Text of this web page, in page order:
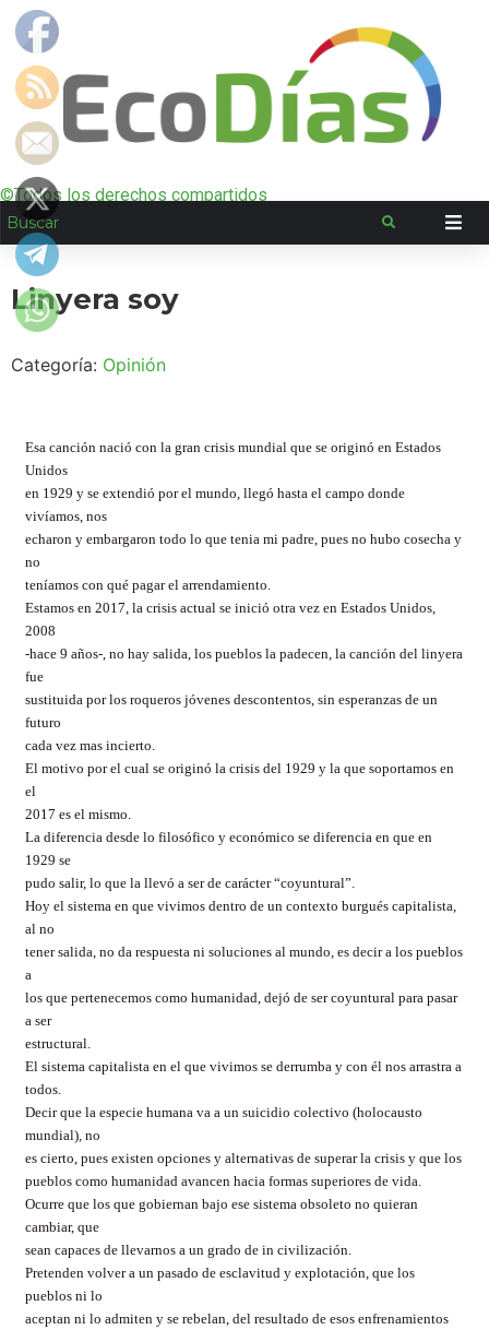
©Todos los derechos compartidos
Linyera soy
Categoría: Opinión
Esa canción nació con la gran crisis mundial que se originó en Estados
Unidos
en 1929 y se extendió por el mundo, llegó hasta el campo donde
vivíamos, nos
echaron y embargaron todo lo que tenia mi padre, pues no hubo cosecha y
no
teníamos con qué pagar el arrendamiento.
Estamos en 2017, la crisis actual se inició otra vez en Estados Unidos,
2008
-hace 9 años-, no hay salida, los pueblos la padecen, la canción del linyera
fue
sustituida por los roqueros jóvenes descontentos, sin esperanzas de un
futuro
cada vez mas incierto.
El motivo por el cual se originó la crisis del 1929 y la que soportamos en
el
2017 es el mismo.
La diferencia desde lo filosófico y económico se diferencia en que en
1929 se
pudo salir, lo que la llevó a ser de carácter “coyuntural”.
Hoy el sistema en que vivimos dentro de un contexto burgués capitalista,
al no
tener salida, no da respuesta ni soluciones al mundo, es decir a los pueblos
a
los que pertenecemos como humanidad, dejó de ser coyuntural para pasar
a ser
estructural.
El sistema capitalista en el que vivimos se derrumba y con él nos arrastra a
todos.
Decir que la especie humana va a un suicidio colectivo (holocausto
mundial), no
es cierto, pues existen opciones y alternativas de superar la crisis y que los
pueblos como humanidad avancen hacia formas superiores de vida.
Ocurre que los que gobiernan bajo ese sistema obsoleto no quieran
cambiar, que
sean capaces de llevarnos a un grado de in civilización.
Pretenden volver a un pasado de esclavitud y explotación, que los
pueblos ni lo
aceptan ni lo admiten y se rebelan, del resultado de esos enfrenamientos